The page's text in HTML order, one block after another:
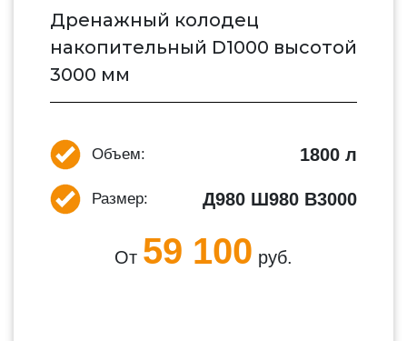
Дренажный колодец
накопительный D1000 высотой
3000 мм
Объем: 1800 л
Размер: Д980 Ш980 В3000
От 59 100 руб.